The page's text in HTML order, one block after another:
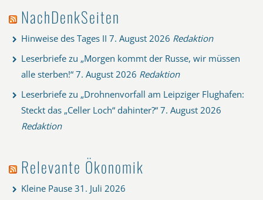
NachDenkSeiten
Hinweise des Tages II 7. August 2026 Redaktion
Leserbriefe zu „Morgen kommt der Russe, wir müssen
alle sterben!“ 7. August 2026 Redaktion
Leserbriefe zu „Drohnenvorfall am Leipziger Flughafen:
Steckt das „Celler Loch“ dahinter?“ 7. August 2026
Redaktion
Relevante Ökonomik
Kleine Pause 31. Juli 2026